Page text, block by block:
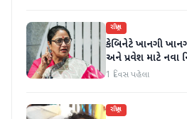
રાષ્ટ્રીય
કેબિનેટે ખાનગી
અને પ્રવેશ માટે નવા
1 દિવસ પહેલા
રાષ્ટ્રીય